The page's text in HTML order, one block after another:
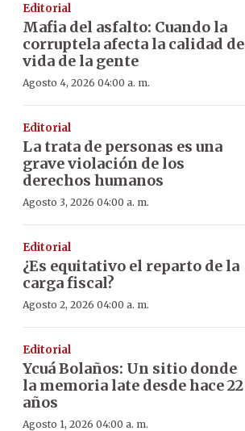
Editorial
Mafia del asfalto: Cuando la
corruptela afecta la calidad de
vida de la gente
Agosto 4, 2026 04:00 a. m.
Editorial
La trata de personas es una
grave violación de los
derechos humanos
Agosto 3, 2026 04:00 a. m.
Editorial
¿Es equitativo el reparto de la
carga fiscal?
Agosto 2, 2026 04:00 a. m.
Editorial
Ycuá Bolaños: Un sitio donde
la memoria late desde hace 22
años
Agosto 1, 2026 04:00 a. m.